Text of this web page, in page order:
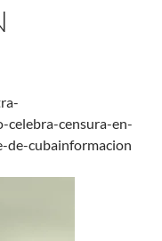
censura-en-
de-cubainformacion